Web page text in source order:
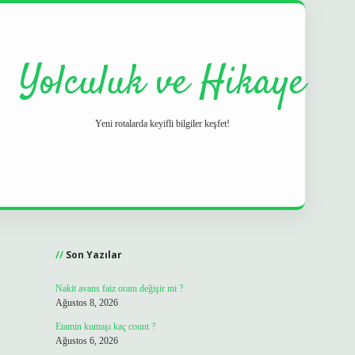
Yolculuk ve Hikaye
Yeni rotalarda keyifli bilgiler keşfet!
Son Yazılar
Nakit avans faiz oranı değişir mi ?
Ağustos 8, 2026
Etamin kumaşı kaç count ?
Ağustos 6, 2026